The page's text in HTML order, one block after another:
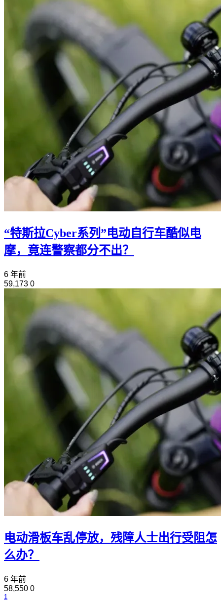
“特斯拉Cyber系列”电动自行车酷似电
摩，竟连警察都分不出？
6 年前
59,173 0
电动滑板车乱停放，残障人士出行受阻怎
么办？
6 年前
58,550 0
1